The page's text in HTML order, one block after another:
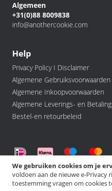
We gebruiken cookies om je
voldoen aan de nieuwe e-Privacy
toestemming vragen om cookies
Algemeen
+31(0)88 8009838
info@anothercookie.com
Help
Privacy Policy I Disclaimer
Algemene Gebruiksvoorwaarden
Algemene Inkoopvoorwaarden
Algemene Leverings- en
Bestel-en retourbeleid
©️ 2026 Another Cookie,